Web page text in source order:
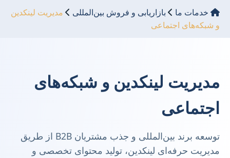
خدمات ما بازاریابی و فروش بین‌المللی
مدیریت لینکدین
و شبکه‌های اجتماعی
مدیریت لینکدین و شبکه‌های
اجتماعی
توسعه برند بین‌المللی و جذب مشتریان B2B از طریق
مدیریت حرفه‌ای لینکدین، تولید محتوای تخصصی و